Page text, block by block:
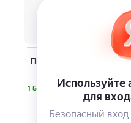
Пилочка-эпилятор VirGo
1 590